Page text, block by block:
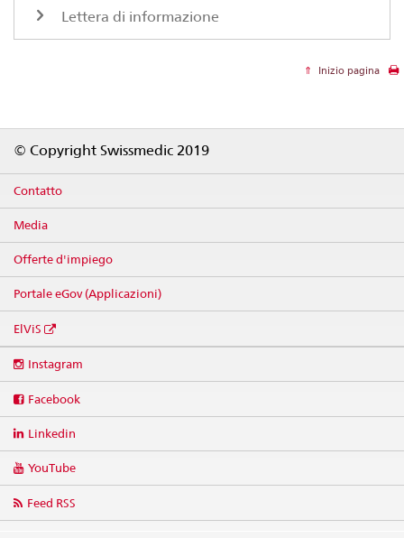
Lettera di informazione
Inizio pagina
© Copyright Swissmedic 2019
Contatto
Media
Offerte d'impiego
Portale eGov (Applicazioni)
ElViS
media
Instagram
Facebook
Linkedin
YouTube
Feed RSS